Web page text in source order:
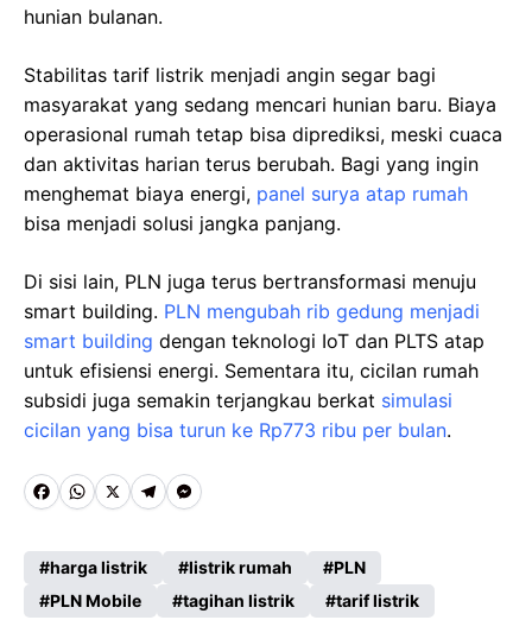
hunian bulanan.
Stabilitas tarif listrik menjadi angin segar bagi
masyarakat yang sedang mencari hunian baru. Biaya
operasional rumah tetap bisa diprediksi, meski cuaca
dan aktivitas harian terus berubah. Bagi yang ingin
menghemat biaya energi, panel surya atap rumah
bisa menjadi solusi jangka panjang.
Di sisi lain, PLN juga terus bertransformasi menuju
smart building. PLN mengubah rib gedung menjadi
smart building dengan teknologi IoT dan PLTS atap
untuk efisiensi energi. Sementara itu, cicilan rumah
subsidi juga semakin terjangkau berkat simulasi
cicilan yang bisa turun ke Rp773 ribu per bulan.
F
c
e
W
a
t
X T
l
e
M
s
s
harga listrik listrik rumah
PLN
PLN Mobile
tagihan listrik tarif listrik